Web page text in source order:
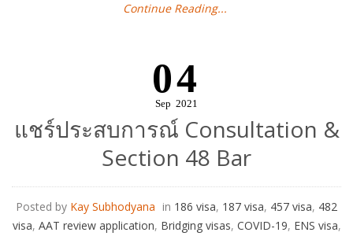
Continue Reading...
04
Sep 2021
แชร์ประสบการณ์ Consultation &
Section 48 Bar
Posted by Kay Subhodyana in 186 visa, 187 visa, 457 visa, 482
visa, AAT review application, Bridging visas, COVID-19, ENS visa,